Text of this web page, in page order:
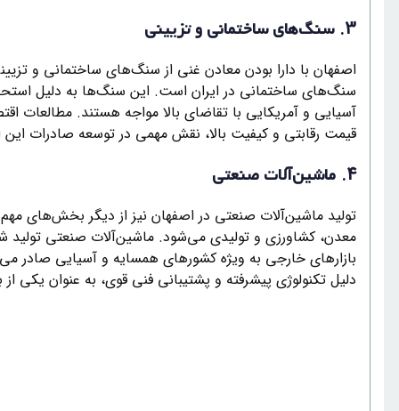
3. سنگ‌های ساختمانی و تزیینی
اصفهان با دارا بودن معادن غنی از سنگ‌های ساختمانی و
سنگ‌های ساختمانی در ایران است. این سنگ‌ها به دلیل
آسیایی و آمریکایی با تقاضای بالا مواجه هستند.
قیمت رقابتی و کیفیت بالا، نقش مهمی در توسعه صادرات این
4. ماشین‌آلات صنعتی
تولید ماشین‌آلات صنعتی در اصفهان نیز از دیگر بخش‌های
معدن، کشاورزی و تولیدی می‌شود. ماشین‌آلات صنعتی تولید
بازارهای خارجی به ویژه کشورهای همسایه و آسیایی صادر
دلیل تکنولوژی پیشرفته و پشتیبانی فنی قوی، به عنوان